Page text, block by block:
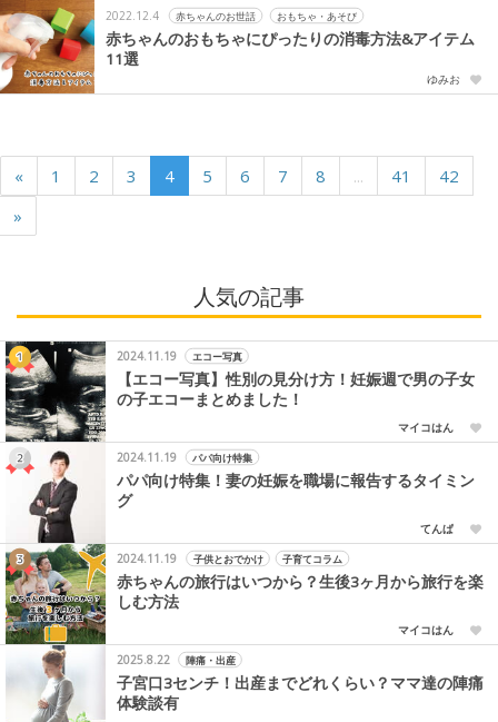
2022.12.4 赤ちゃんのお世話 おもちゃ・あそび
赤ちゃんのおもちゃにぴったりの消毒方法&アイテム
11選
ゆみお
« 1 2 3 4 5 6 7 8 ... 41
42
»
人気の記事
2024.11.19 エコー写真
【エコー写真】性別の見分け方！妊娠週で男の子女
の子エコーまとめました！
マイコはん
2024.11.19
パパ向け特集
パパ向け特集！妻の妊娠を職場に報告するタイミン
グ
てんぱ
2024.11.19
子供とおでかけ 子育てコラム
赤ちゃんの旅行はいつから？生後3ヶ月から旅行を楽
しむ方法
マイコはん
2025.8.22
陣痛・出産
子宮口3センチ！出産までどれくらい？ママ達の陣痛
体験談有